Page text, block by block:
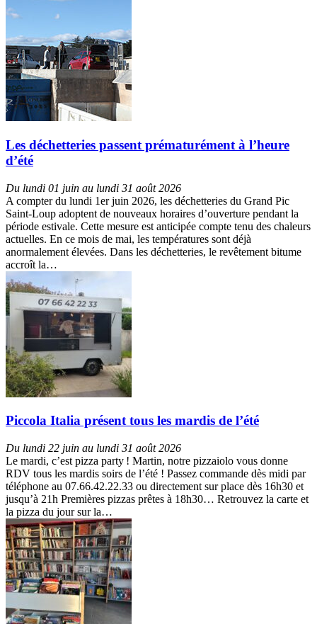
Les déchetteries passent prématurément à l’heure
d’été
Du lundi 01 juin au lundi 31 août 2026
A compter du lundi 1er juin 2026, les déchetteries du Grand Pic
Saint-Loup adoptent de nouveaux horaires d’ouverture pendant la
période estivale. Cette mesure est anticipée compte tenu des chaleurs
actuelles. En ce mois de mai, les températures sont déjà
anormalement élevées. Dans les déchetteries, le revêtement bitume
accroît la…
Piccola Italia présent tous les mardis de l’été
Du lundi 22 juin au lundi 31 août 2026
Le mardi, c’est pizza party ! Martin, notre pizzaiolo vous donne
RDV tous les mardis soirs de l’été ! Passez commande dès midi par
téléphone au 07.66.42.22.33 ou directement sur place dès 16h30 et
jusqu’à 21h Premières pizzas prêtes à 18h30… Retrouvez la carte et
la pizza du jour sur la…